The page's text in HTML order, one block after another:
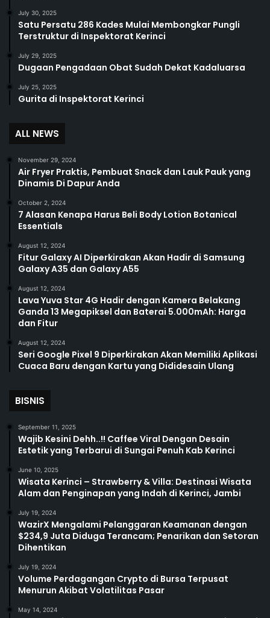
July 30, 2025
Satu Persatu 286 Kades Mulai Membongkar Pungli
Terstruktur di Inspektorat Kerinci
July 29, 2025
Dugaan Pengadaan Obat Sudah Dekat Kadaluarsa
July 25, 2025
Gurita di Inspektorat Kerinci
ALL NEWS
November 29, 2024
Air Fryer Praktis, Pembuat Snack dan Lauk Pauk yang
Dinamis Di Dapur Anda
October 2, 2024
7 Alasan Kenapa Harus Beli Body Lotion Botanical
Essentials
August 12, 2024
Fitur Galaxy AI Diperkirakan Akan Hadir di Samsung
Galaxy A35 dan Galaxy A55
August 12, 2024
Lava Yuva Star 4G Hadir dengan Kamera Belakang
Ganda 13 Megapiksel dan Baterai 5.000mAh: Harga
dan Fitur
August 12, 2024
Seri Google Pixel 9 Diperkirakan Akan Memiliki Aplikasi
Cuaca Baru dengan Kartu yang Dididesain Ulang
BISNIS
September 11, 2025
Wajib Kesini Dehh..!! Caffee Viral Dengan Desain
Estetik yang Terbarui di Sungai Penuh Kab Kerinci
June 10, 2025
Wisata Kerinci – Strawberry & Villa: Destinasi Wisata
Alam dan Penginapan yang Indah di Kerinci, Jambi
July 19, 2024
WazirX Mengalami Pelanggaran Keamanan dengan
$234,9 Juta Diduga Terancam; Penarikan dan Setoran
Dihentikan
July 19, 2024
Volume Perdagangan Crypto di Bursa Terpusat
Menurun Akibat Volatilitas Pasar
May 14, 2024